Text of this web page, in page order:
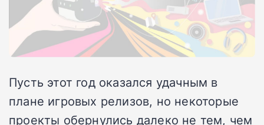
Пусть этот год оказался удачным в
плане игровых релизов, но некоторые
проекты обернулись далеко не тем, чем